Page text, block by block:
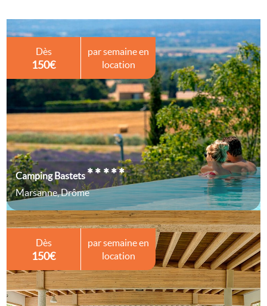
Dès
150€
par semaine en
location
Camping Bastets *****
Marsanne, Drôme
Dès
150€
par semaine en
location